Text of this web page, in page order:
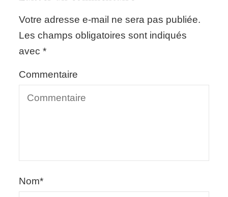
Votre adresse e-mail ne sera pas publiée.
Les champs obligatoires sont indiqués
avec*
Commentaire
Nom*